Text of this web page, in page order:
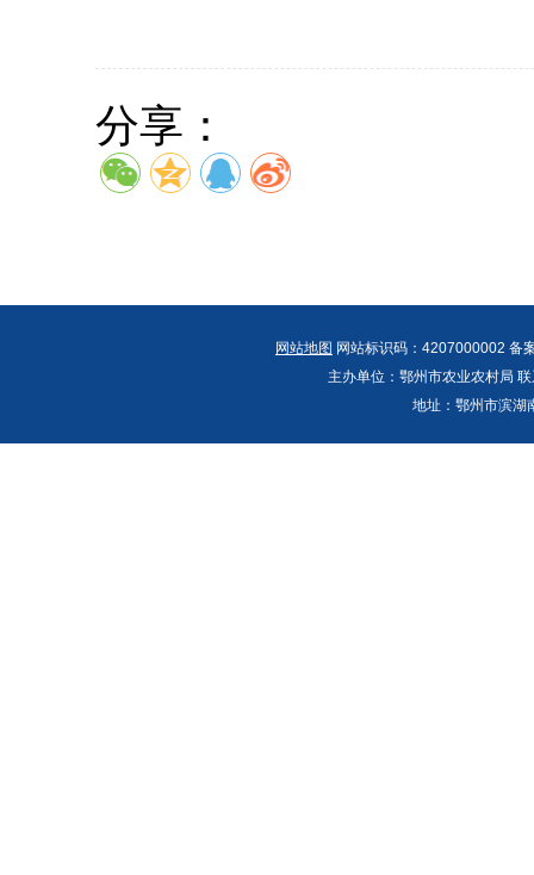
分享：
网站地图 网站标识码：4207000002
主办单位：鄂州市农业农村局
地址：鄂州市滨湖